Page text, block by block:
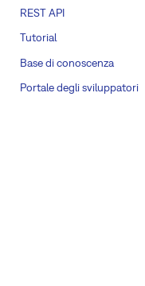
REST API
Tutorial
Base di conoscenza
Portale degli sviluppatori